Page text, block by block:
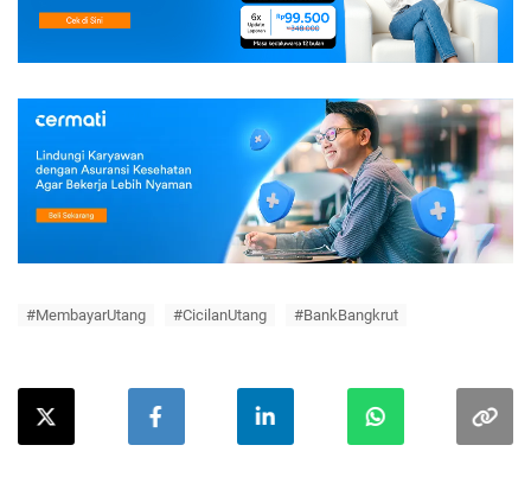
#MembayarUtang #CicilanUtang #BankBangkrut